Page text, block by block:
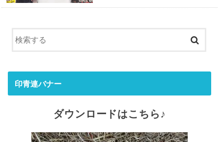
印青連バナー
ダウンロードはこちら♪